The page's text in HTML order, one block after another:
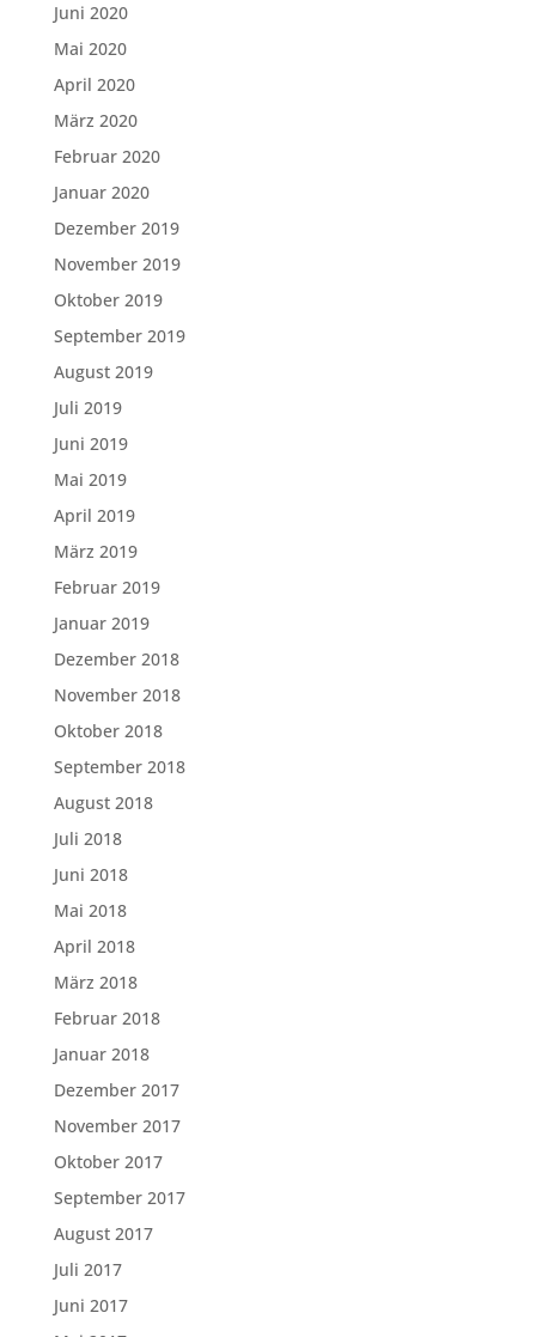
Juni 2020
Mai 2020
April 2020
März 2020
Februar 2020
Januar 2020
Dezember 2019
November 2019
Oktober 2019
September 2019
August 2019
Juli 2019
Juni 2019
Mai 2019
April 2019
März 2019
Februar 2019
Januar 2019
Dezember 2018
November 2018
Oktober 2018
September 2018
August 2018
Juli 2018
Juni 2018
Mai 2018
April 2018
März 2018
Februar 2018
Januar 2018
Dezember 2017
November 2017
Oktober 2017
September 2017
August 2017
Juli 2017
Juni 2017